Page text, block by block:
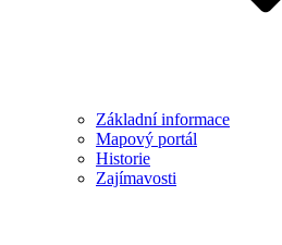
Základní informace
Mapový portál
Historie
Zajímavosti